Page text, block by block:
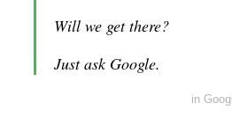
Will we get there?
Just ask Google.
in